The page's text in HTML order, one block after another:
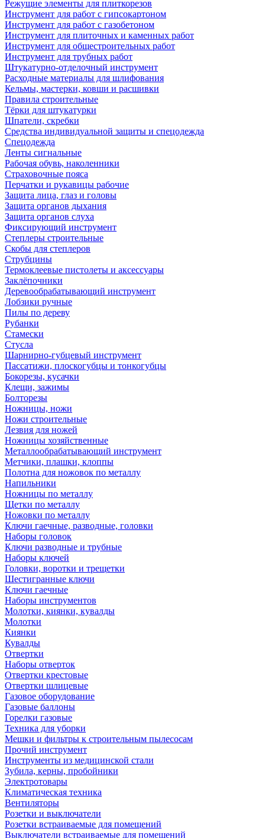
Режущие элементы для плиткорезов
Инструмент для работ с гипсокартоном
Инструмент для работ с газобетоном
Инструмент для плиточных и каменных работ
Инструмент для общестроительных работ
Инструмент для трубных работ
Штукатурно-отделочный инструмент
Расходные материалы для шлифования
Кельмы, мастерки, ковши и расшивки
Правила строительные
Тёрки для штукатурки
Шпатели, скребки
Средства индивидуальной защиты и спецодежда
Спецодежда
Ленты сигнальные
Рабочая обувь, наколенники
Страховочные пояса
Перчатки и рукавицы рабочие
Защита лица, глаз и головы
Защита органов дыхания
Защита органов слуха
Фиксирующий инструмент
Степлеры строительные
Скобы для степлеров
Струбцины
Термоклеевые пистолеты и аксессуары
Заклёпочники
Деревообрабатывающий инструмент
Лобзики ручные
Пилы по дереву
Рубанки
Стамески
Стусла
Шарнирно-губцевый инструмент
Пассатижи, плоскогубцы и тонкогубцы
Бокорезы, кусачки
Клещи, зажимы
Болторезы
Ножницы, ножи
Ножи строительные
Лезвия для ножей
Ножницы хозяйственные
Металлообрабатывающий инструмент
Метчики, плашки, клоппы
Полотна для ножовок по металлу
Напильники
Ножницы по металлу
Щетки по металлу
Ножовки по металлу
Ключи гаечные, разводные, головки
Наборы головок
Ключи разводные и трубные
Наборы ключей
Головки, воротки и трещетки
Шестигранные ключи
Ключи гаечные
Наборы инструментов
Молотки, киянки, кувалды
Молотки
Киянки
Кувалды
Отвертки
Наборы отверток
Отвертки крестовые
Отвертки шлицевые
Газовое оборудование
Газовые баллоны
Горелки газовые
Техника для уборки
Мешки и фильтры к строительным пылесосам
Прочий инструмент
Инструменты из медицинской стали
Зубила, керны, пробойники
Электротовары
Климатическая техника
Вентиляторы
Розетки и выключатели
Розетки встраиваемые для помещений
Выключатели встраиваемые для помещений